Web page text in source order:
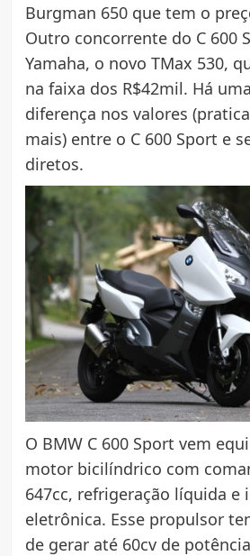
Burgman 650 que tem o
Outro concorrente do C 600
Yamaha, o novo TMax 530,
na faixa dos R$42mil. Há
diferença nos valores
mais) entre o C 600 Sport e
diretos.
O BMW C 600 Sport vem
motor bicilíndrico com
647cc, refrigeração líquida e
eletrônica. Esse propulsor
de gerar até 60cv de